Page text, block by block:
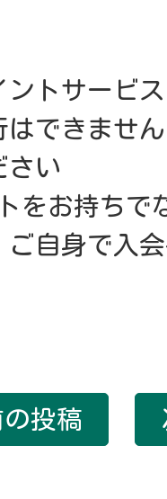
トサービス
はできませ
さい
お持ちで
ご自身で入
の投稿